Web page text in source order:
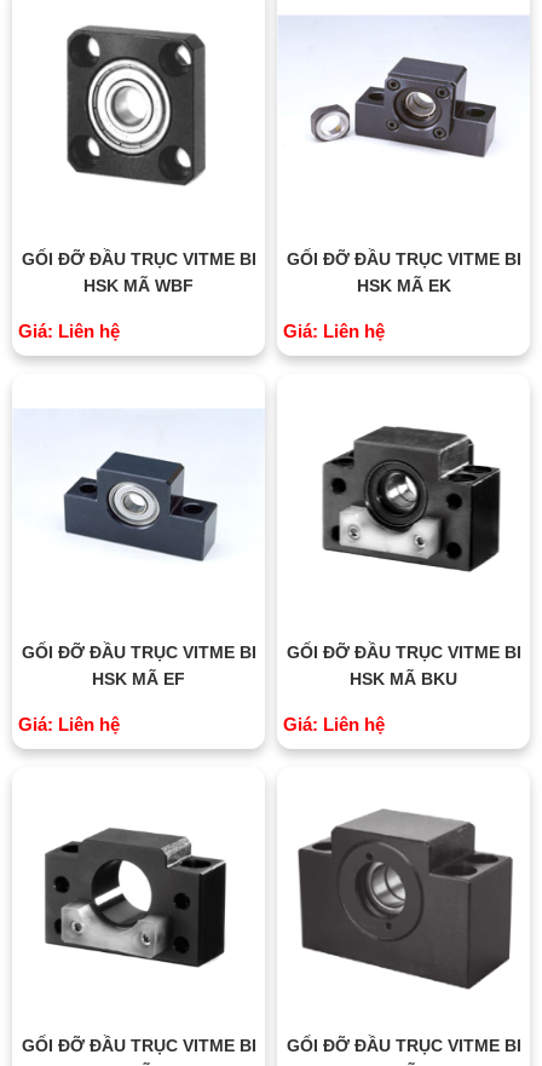
GỐI ĐỠ ĐẦU TRỤC VITME BI
HSK MÃ WBF
Giá: Liên hệ
GỐI ĐỠ ĐẦU TRỤC VITME BI
HSK MÃ EK
Giá: Liên hệ
GỐI ĐỠ ĐẦU TRỤC VITME BI
HSK MÃ EF
Giá: Liên hệ
GỐI ĐỠ ĐẦU TRỤC VITME BI
HSK MÃ BKU
Giá: Liên hệ
GỐI ĐỠ ĐẦU TRỤC VITME BI
GỐI ĐỠ ĐẦU TRỤC VITME BI